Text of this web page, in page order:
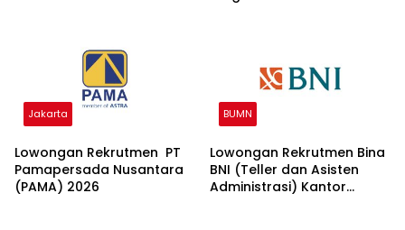
Jakarta
Lowongan Rekrutmen PT
Pamapersada Nusantara
(PAMA) 2026
BUMN
Lowongan Rekrutmen Bina
BNI (Teller dan Asisten
Administrasi) Kantor